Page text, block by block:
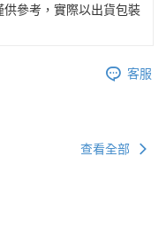
供參考，實際以出貨包裝
客服
查看全部